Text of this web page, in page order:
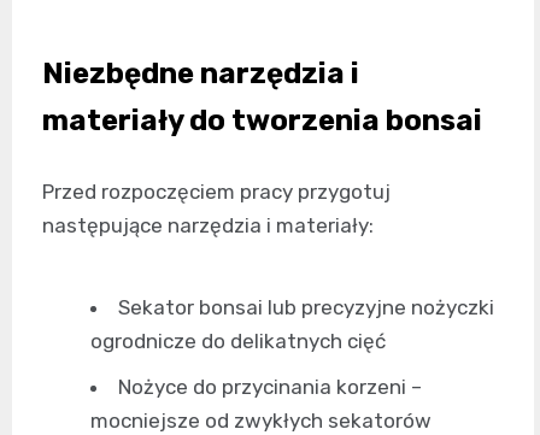
Niezbędne narzędzia i
materiały do tworzenia bonsai
Przed rozpoczęciem pracy przygotuj
następujące narzędzia i materiały:
Sekator bonsai lub precyzyjne nożyczki
ogrodnicze do delikatnych cięć
Nożyce do przycinania korzeni –
mocniejsze od zwykłych sekatorów